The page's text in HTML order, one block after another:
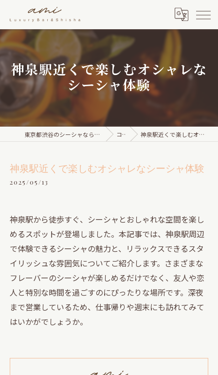
神泉駅近くで楽しむオシャレな
シーシャ体験
東京都渋谷のシーシャならami Luxury Bar & Shisha コラム 神泉駅近くで楽しむオシャレなシーシャ体験
神泉駅近くで楽しむオシャレなシーシャ体験
2025/05/13
神泉駅から徒歩すぐ、シーシャとおしゃれな空間を楽し
めるスポットが登場しました。本記事では、神泉駅周辺
で体験できるシーシャの魅力と、リラックスできるスタ
イリッシュな雰囲気についてご紹介します。さまざまな
フレーバーのシーシャが楽しめるだけでなく、友人や恋
人と特別な時間を過ごすのにぴったりな場所です。深夜
まで営業しているため、仕事帰りや週末にも訪れてみて
はいかがでしょうか。